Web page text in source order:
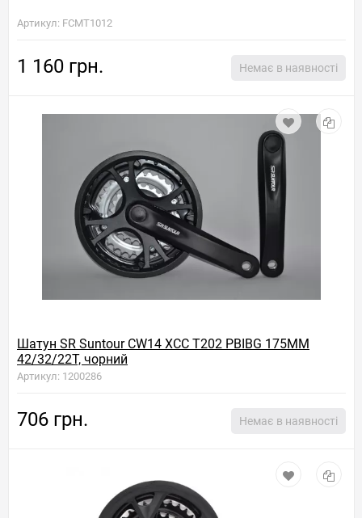
Артикул: FCMT1012
1 160 грн. Немає в наявності
Шатун SR Suntour CW14 XCC T202 PBIBG 175MM
42/32/22T, чорний
Артикул: 1200286
706 грн. Немає в наявності